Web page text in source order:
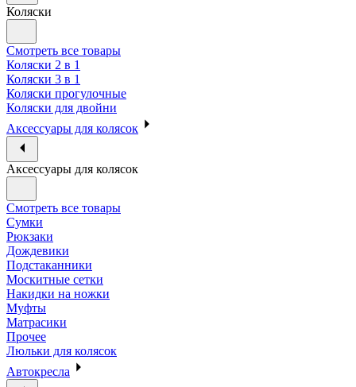
Коляски
Смотреть все товары
Коляски 2 в 1
Коляски 3 в 1
Коляски прогулочные
Коляски для двойни
Аксессуары для колясок
Аксессуары для колясок
Смотреть все товары
Сумки
Рюкзаки
Дождевики
Подстаканники
Москитные сетки
Накидки на ножки
Муфты
Матрасики
Прочее
Люльки для колясок
Автокресла